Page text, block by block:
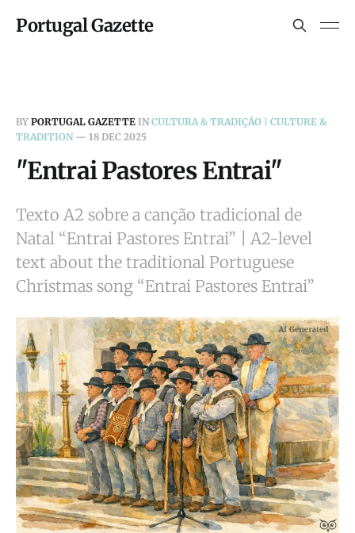
Portugal Gazette
BY PORTUGAL GAZETTE IN CULTURA & TRADIÇÃO | CULTURE &
TRADITION— 18 DEC 2025
"Entrai Pastores Entrai"
Texto A2 sobre a canção tradicional de
Natal “Entrai Pastores Entrai” | A2-level
text about the traditional Portuguese
Christmas song “Entrai Pastores Entrai”